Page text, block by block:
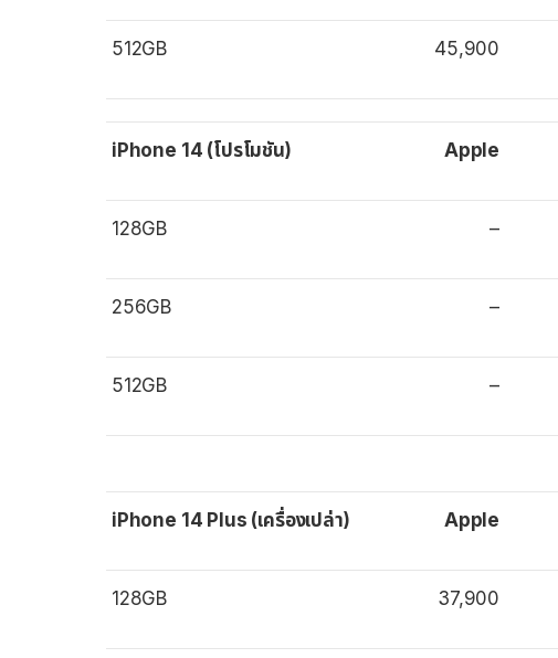
512GB 45,900
iPhone 14 (โปรโมชัน) Apple
128GB –
256GB –
512GB –
iPhone 14 Plus (เครื่องเปล่า) Apple
128GB 37,900